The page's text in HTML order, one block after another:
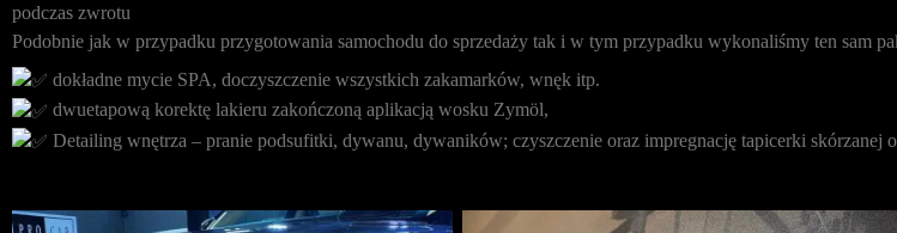
podczas zwrotu
Podobnie jak w przypadku przygotowania samochodu do sprzedaży tak i w tym przypadku wykonaliśmy ten sam
dokładne mycie SPA, doczyszczenie wszystkich zakamarków, wnęk itp.
dwuetapową korektę lakieru zakończoną aplikacją wosku Zymöl,
Detailing wnętrza – pranie podsufitki, dywanu, dywaników; czyszczenie oraz impregnację tapicerki skórzanej